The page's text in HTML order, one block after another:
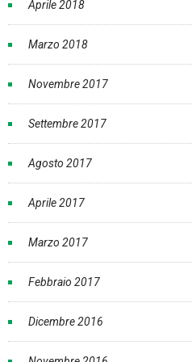
Aprile 2018
Marzo 2018
Novembre 2017
Settembre 2017
Agosto 2017
Aprile 2017
Marzo 2017
Febbraio 2017
Dicembre 2016